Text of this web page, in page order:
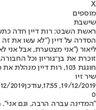
X
מוספים
שישבת
ראשת השבט: רות דיין חדה
הסדרה על דיין ("לא עשו את
ליאור ("אני מצטערת, אבל אני
זוכרת את בן־גוריון וכל
חוגגת 103, רות דיין מנהלת את משפחתה ביד רמה
שיר זיו
19/12/2019, 17:55
,עודכן2019, 17:55
0
"המדינה עברה הרבה, וגם אני".